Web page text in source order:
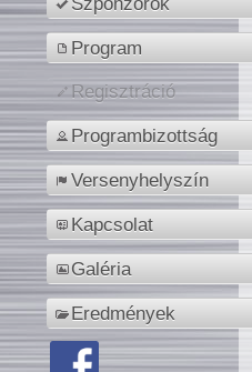
Program
Regisztráció
Programbizottság
Versenyhelyszín
Kapcsolat
Galéria
Eredmények